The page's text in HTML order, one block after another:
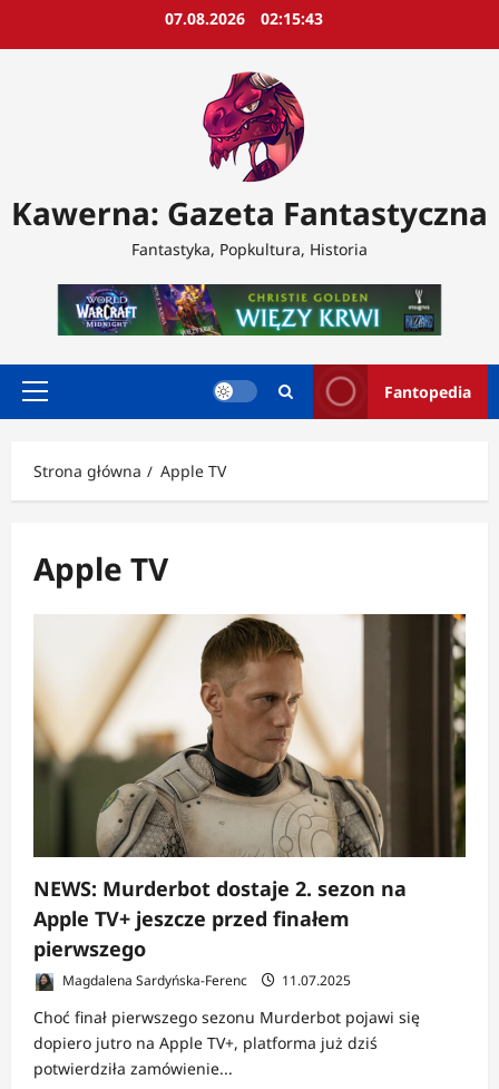
07.08.2026 02:15:45
Kawerna: Gazeta Fantastyczna
Fantastyka, Popkultura, Historia
Menu
Fantopedia
Strona główna Apple TV
Apple TV
NEWS: Murderbot dostaje 2. sezon na
Apple TV+ jeszcze przed finałem
pierwszego
Magdalena Sardyńska-Ferenc 11.07.2025
Choć finał pierwszego sezonu Murderbot pojawi się
dopiero jutro na Apple TV+, platforma już dziś
potwierdziła zamówienie...